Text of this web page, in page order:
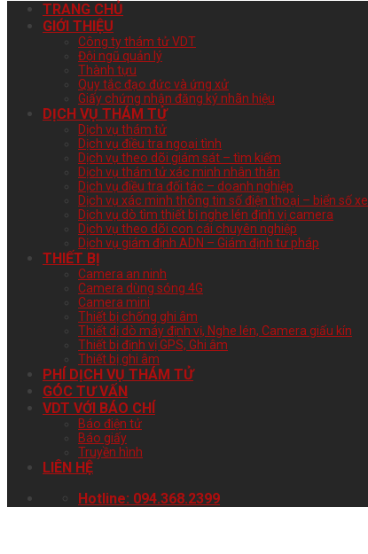
TRANG CHỦ
GIỚI THIỆU
Công ty thám tử VDT
Đội ngũ quản lý
Thành tựu
Quy tắc đạo đức và ứng xử
Giấy chứng nhận đăng ký nhãn hiệu
DỊCH VỤ THÁM TỬ
Dịch vụ thám tử
Dịch vụ điều tra ngoại tình
Dịch vụ theo dõi giám sát – tìm kiếm
Dịch vụ thám tử xác minh nhân thân
Dịch vụ điều tra đối tác – doanh nghiệp
Dịch vụ xác minh thông tin số điện thoại – biển số xe
Dịch vụ dò tìm thiết bị nghe lén định vị camera
Dịch vụ theo dõi con cái chuyên nghiệp
Dịch vụ giám định ADN – Giám định tư pháp
THIẾT BỊ
Camera an ninh
Camera dùng sóng 4G
Camera mini
Thiết bị chống ghi âm
Thiết dị dò máy định vị, Nghe lén, Camera giấu kín
Thiết bị định vị GPS, Ghi âm
Thiết bị ghi âm
PHÍ DỊCH VỤ THÁM TỬ
GÓC TƯ VẤN
VDT VỚI BÁO CHÍ
Báo điện tử
Báo giấy
Truyền hình
LIÊN HỆ
Hotline: 094.368.2399